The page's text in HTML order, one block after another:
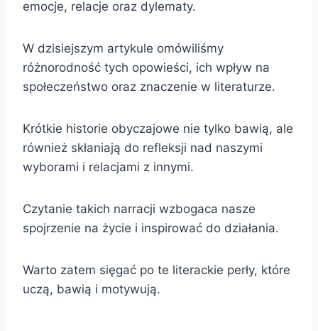
emocje, relacje oraz dylematy.
W dzisiejszym artykule omówiliśmy
różnorodność tych opowieści, ich wpływ na
społeczeństwo oraz znaczenie w literaturze.
Krótkie historie obyczajowe nie tylko bawią, ale
również skłaniają do refleksji nad naszymi
wyborami i relacjami z innymi.
Czytanie takich narracji wzbogaca nasze
spojrzenie na życie i inspirować do działania.
Warto zatem sięgać po te literackie perły, które
uczą, bawią i motywują.